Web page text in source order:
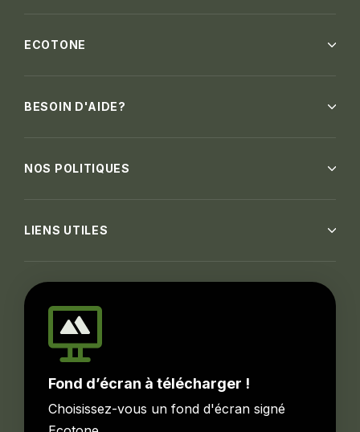
ECOTONE
BESOIN D'AIDE?
NOS POLITIQUES
LIENS UTILES
Fond d’écran à télécharger !
Choisissez-vous un fond d'écran signé